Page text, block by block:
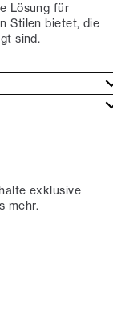
Lösung für
Stilen bietet, die
sind.
exklusive
mehr.